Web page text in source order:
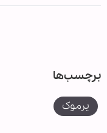
برچسب‌ها
یرموک